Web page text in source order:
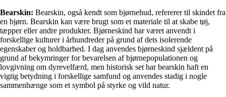
Bearskin: Bearskin, også kendt som bjørnehud, refererer til skindet fra
en bjørn. Bearskin kan være brugt som et materiale til at skabe tøj,
tæpper eller andre produkter. Bjørneskind har været anvendt i
forskellige kulturer i århundreder på grund af dets isolerende
egenskaber og holdbarhed. I dag anvendes bjørneskind sjældent på
grund af bekymringer for bevarelsen af bjørnepopulationen og
lovgivning om dyrevelfærd, men historisk set har bearskin haft en
vigtig betydning i forskellige samfund og anvendes stadig i nogle
sammenhænge som et symbol på styrke og vild natur.